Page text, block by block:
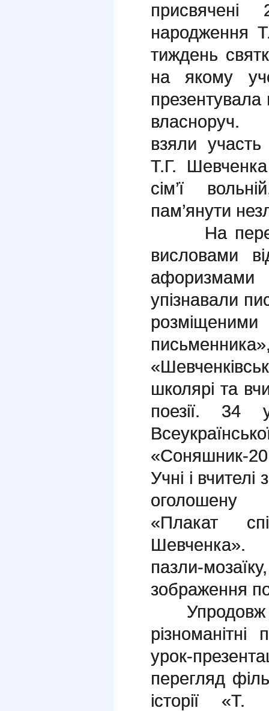
народження
тиждень
на якому
власноруч.
взяли участь
Т.Г.
сім’ї
пам’янути
На
висловами
афоризмами
упізнавали
школярі та
поезії. 34
«Соняшник-
Учні і
оголошену
«Плакат
Шевченка».
пазли-
зображення
Упродовж
урок-
перегляд
історії «Т.